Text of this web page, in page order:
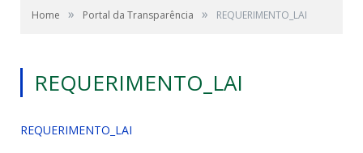
Home » Portal da Transparência » REQUERIMENTO_LAI
REQUERIMENTO_LAI
REQUERIMENTO_LAI